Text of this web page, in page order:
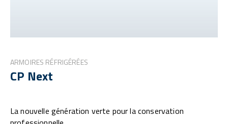
ARMOIRES RÉFRIGÉRÉES
CP Next
La nouvelle génération verte pour la conservation